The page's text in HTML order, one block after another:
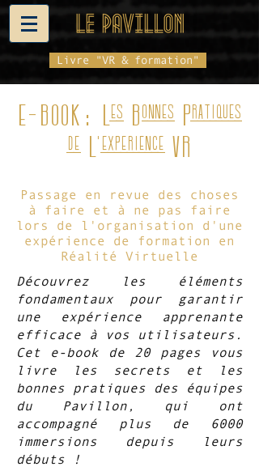
Livre "VR & formation"
Passage en revue des choses
à faire et à ne pas faire
lors de l'organisation d'une
expérience de formation en
Réalité Virtuelle
E-BOOK: Les Bonnes Pratiques
de L'experience VR
Découvrez les éléments
fondamentaux pour garantir
une expérience apprenante
efficace à vos utilisateurs.
Cet e-book de 20 pages vous
livre les secrets et les
bonnes pratiques des équipes
du Pavillon, qui ont
accompagné plus de 6000
immersions depuis leurs
débuts !